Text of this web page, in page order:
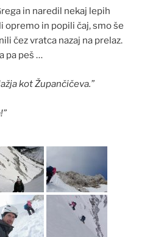
in naredil nekaj lepih
opremo in popili čaj, smo še
čez vratca nazaj na prelaz.
pa peš …
kot Župančičeva.”